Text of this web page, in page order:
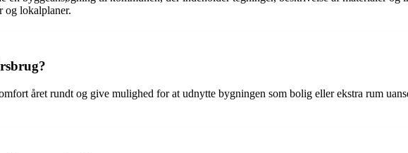
og lokalplaner.
året rundt og give mulighed for at udnytte bygningen som bolig eller ekstra rum